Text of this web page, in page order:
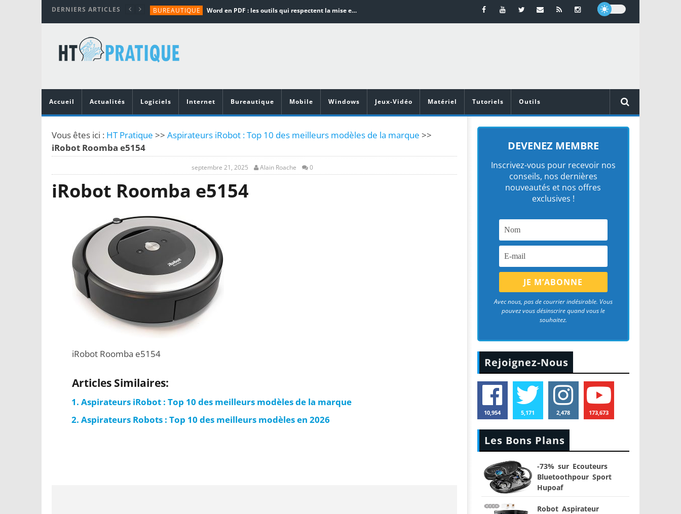
DERNIERS ARTICLES BUREAUTIQUE Word en PDF : les outils qui respectent la mise en page
TUTORIALS
MATÉRIEL
Vidéoprojecteurs Asus : Top 6 des meilleurs modèles de la marque
Accueil
Actualités Logiciels Internet Bureautique Mobile Windows Jeux-Vidéo Matériel Tutoriels Outils
Vous êtes ici : HT Pratique >> Aspirateurs iRobot : Top 10 des meilleurs modèles de la marque >>
iRobot Roomba e5154
septembre 21, 2025 Alain Roache 0
iRobot Roomba e5154
iRobot Roomba e5154
Articles Similaires:
Aspirateurs iRobot : Top 10 des meilleurs modèles de la marque
Aspirateurs Robots : Top 10 des meilleurs modèles en 2026
DEVENEZ MEMBRE
Inscrivez-vous pour recevoir nos
conseils, nos dernières
nouveautés et nos offres
exclusives !
Avec nous, pas de courrier indésirable. Vous
pouvez vous désinscrire quand vous le
souhaitez.
Rejoignez-Nous
10,954 5,171 2,478 173,673
Les Bons Plans
-73% sur Ecouteurs
Bluetoothpour Sport
Hupoaf
Robot Aspirateur